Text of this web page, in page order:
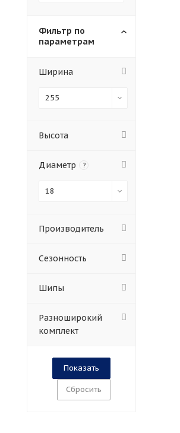
Фильтр по
параметрам
Ширина
255
Высота
Диаметр ?
18
Производитель
Сезонность
Шипы
Разноширокий
комплект
Сбросить